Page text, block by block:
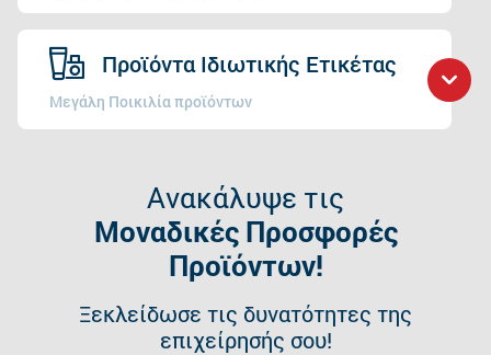
Προϊόντα Ιδιωτικής Ετικέτας
Μεγάλη Ποικιλία προϊόντων
Ανακάλυψε τις
Μοναδικές Προσφορές
Προϊόντων!
Ξεκλείδωσε τις δυνατότητες της
επιχείρησής σου!